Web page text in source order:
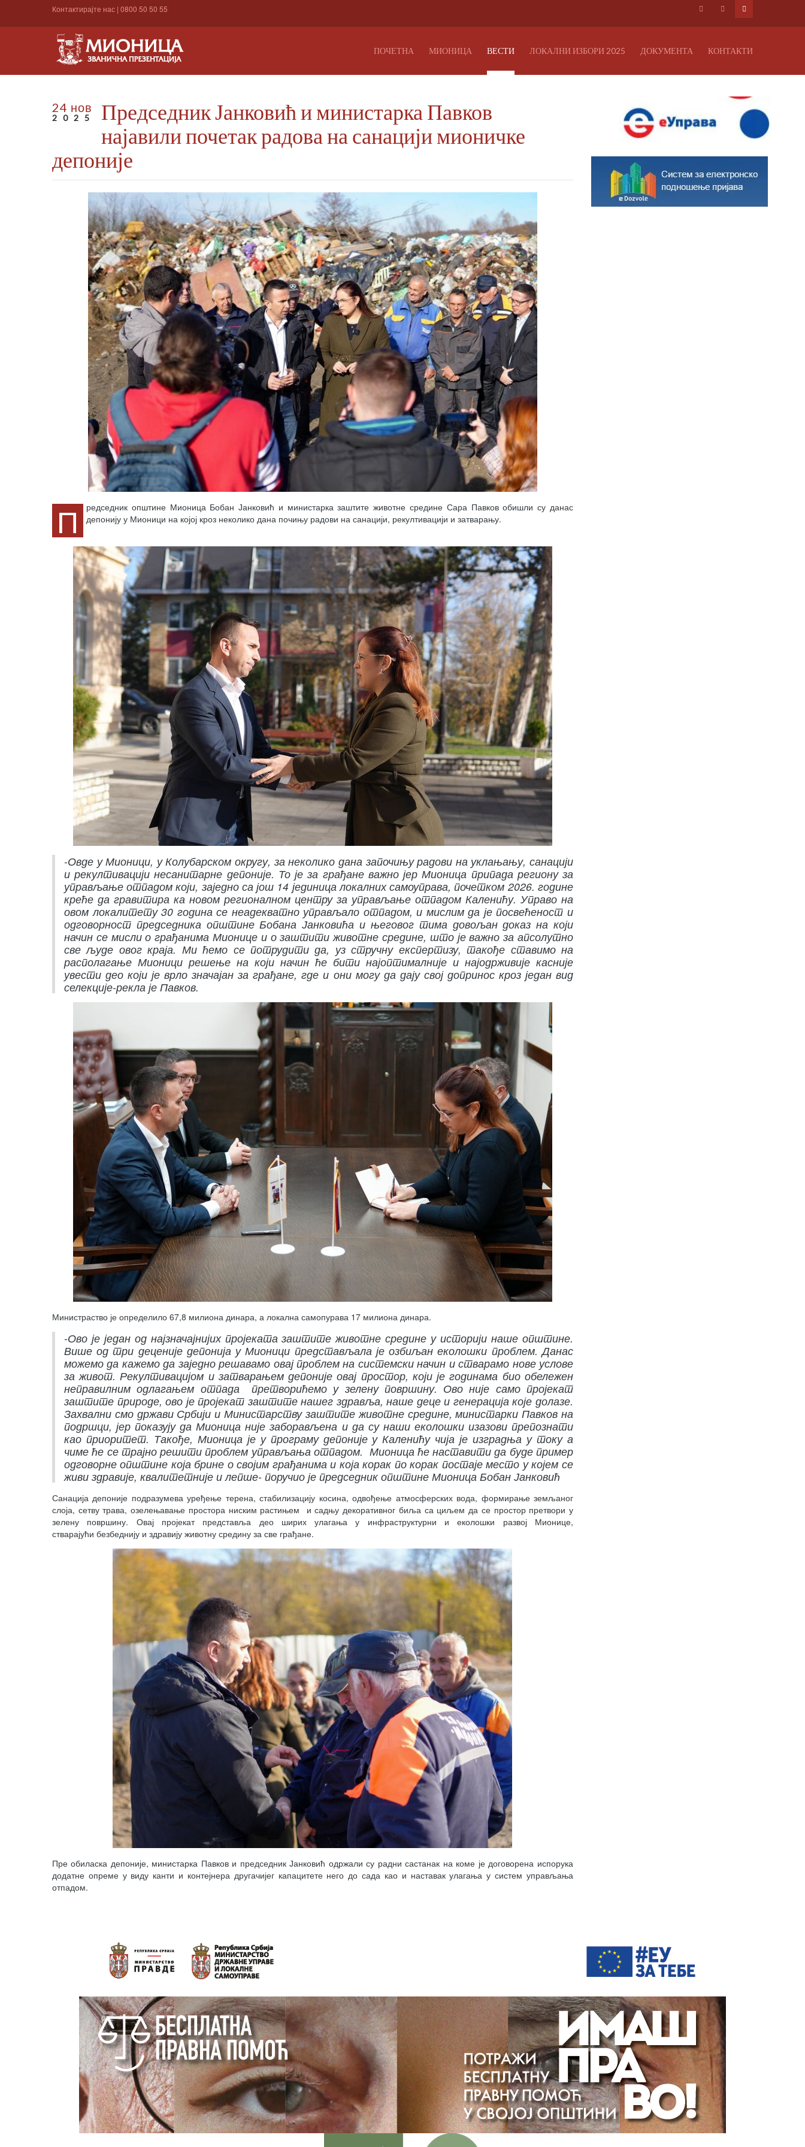
Контактирајте нас | 0800 50 50 55
ПОЧЕТНА МИОНИЦА ВЕСТИ ЛОКАЛНИ ИЗБОРИ 2025 ДОКУМЕНТА КОНТАКТИ
24 нов
2025
Председник Јанковић и министарка Павков
најавили почетак радова на санацији мионичке
депоније
П
редседник општине Мионица Бобан Јанковић и министарка заштите животне средине Сара Павков обишли су данас
депонију у Мионици на којој кроз неколико дана почињу радови на санацији, рекултивацији и затварању.
-Овде у Мионици, у Колубарском округу, за неколико дана започињу радови на уклањању, санацији
и рекултивацији несанитарне депоније. То је за грађане важно јер Мионица припада региону за
управљање отпадом који, заједно са још 14 јединица локалних самоуправа, почетком 2026. године
креће да гравитира ка новом регионалном центру за управљање отпадом Каленићу. Управо на
овом локалитету 30 година се неадекватно управљало отпадом, и мислим да је посвећеност и
одговорност председника општине Бобана Јанковића и његовог тима довољан доказ на који
начин се мисли о грађанима Мионице и о заштити животне средине, што је важно за апсолутно
све људе овог краја. Ми ћемо се потрудити да, уз стручну експертизу, такође ставимо на
располагање Мионици решење на који начин ће бити најоптималније и најодрживије касније
увести део који је врло значајан за грађане, где и они могу да дају свој допринос кроз један вид
селекције-рекла је Павков.
Министраство је определило 67,8 милиона динара, а локална самопурава 17 милиона динара.
-Ово је један од најзначајнијих пројеката заштите животне средине у историји наше општине.
Више од три деценије депонија у Мионици представљала је озбиљан еколошки проблем. Данас
можемо да кажемо да заједно решавамо овај проблем на системски начин и стварамо нове услове
за живот. Рекултивацијом и затварањем депоније овај простор, који је годинама био обележен
неправилним одлагањем отпада претворићемо у зелену површину. Ово није само пројекат
заштите природе, ово је пројекат заштите нашег здравља, наше деце и генерација које долазе.
Захвални смо држави Србији и Министарству заштите животне средине, министарки Павков на
подршци, јер показују да Мионица није заборављена и да су наши еколошки изазови препознати
као приоритет. Такође, Мионица је у програму депоније у Каленићу чија је изградња у току а
чиме ће се трајно решити проблем управљања отпадом. Мионица ће наставити да буде пример
одговорне општине која брине о својим грађанима и која корак по корак постаје место у којем се
живи здравије, квалитетније и лепше- поручио је председник општине Мионица Бобан Јанковић
Санација депоније подразумева уређење терена, стабилизацију косина, одвођење атмосферских вода, формирање земљаног
слоја, сетву трава, озелењавање простора ниским растињем и садњу декоративног биља са циљем да се простор претвори у
зелену површину. Овај пројекат представља део ширих улагања у инфраструктурни и еколошки развој Мионице,
стварајући безбеднију и здравију животну средину за све грађане.
Пре обиласка депоније, министарка Павков и председник Јанковић одржали су радни састанак на коме је договорена испорука
додатне опреме у виду канти и контејнера другачијег капацитете него до сада као и наставак улагања у систем управљања
отпадом.